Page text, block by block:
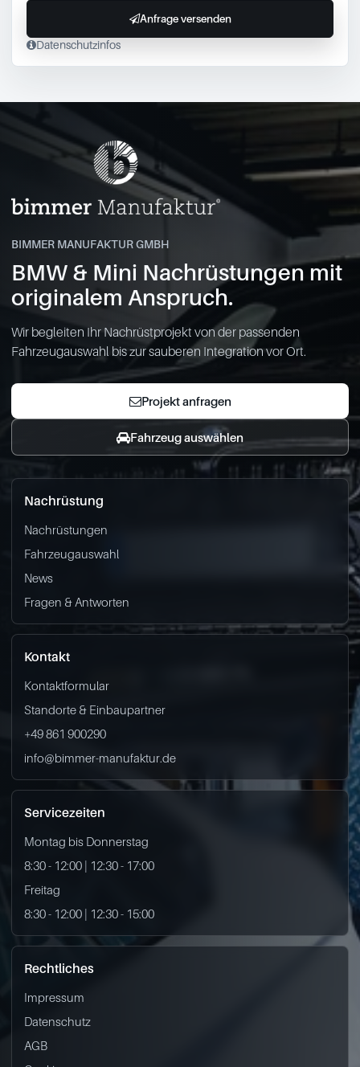
Datenschutzinfos
Anfrage versenden
BIMMER MANUFAKTUR GMBH
BMW & Mini Nachrüstungen mit
originalem Anspruch.
Wir begleiten Ihr Nachrüstprojekt von der passenden
Fahrzeugauswahl bis zur sauberen Integration vor Ort.
Projekt anfragen
Fahrzeug auswählen
Nachrüstung
Nachrüstungen
Fahrzeugauswahl
News
Fragen & Antworten
Kontakt
Kontaktformular
Standorte & Einbaupartner
+49 861 900290
info@bimmer-manufaktur.de
Servicezeiten
Montag bis Donnerstag
8:30 - 12:00 | 12:30 - 17:00
Freitag
8:30 - 12:00 | 12:30 - 15:00
Rechtliches
Impressum
Datenschutz
AGB